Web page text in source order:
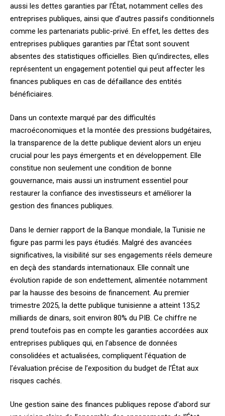
aussi les dettes garanties par l’État, notamment celles des
entreprises publiques, ainsi que d’autres passifs conditionnels
comme les partenariats public-privé. En effet, les dettes des
entreprises publiques garanties par l’État sont souvent
absentes des statistiques officielles. Bien qu’indirectes, elles
représentent un engagement potentiel qui peut affecter les
finances publiques en cas de défaillance des entités
bénéficiaires.
Dans un contexte marqué par des difficultés
macroéconomiques et la montée des pressions budgétaires,
la transparence de la dette publique devient alors un enjeu
crucial pour les pays émergents et en développement. Elle
constitue non seulement une condition de bonne
gouvernance, mais aussi un instrument essentiel pour
restaurer la confiance des investisseurs et améliorer la
gestion des finances publiques.
Dans le dernier rapport de la Banque mondiale, la Tunisie ne
figure pas parmi les pays étudiés. Malgré des avancées
significatives, la visibilité sur ses engagements réels demeure
en deçà des standards internationaux. Elle connaît une
évolution rapide de son endettement, alimentée notamment
par la hausse des besoins de financement. Au premier
trimestre 2025, la dette publique tunisienne a atteint 135,2
milliards de dinars, soit environ 80% du PIB. Ce chiffre ne
prend toutefois pas en compte les garanties accordées aux
entreprises publiques qui, en l’absence de données
consolidées et actualisées, compliquent l’équation de
l’évaluation précise de l’exposition du budget de l’État aux
risques cachés.
Une gestion saine des finances publiques repose d’abord sur